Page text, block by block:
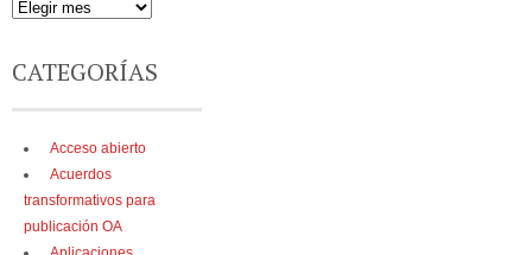
CATEGORÍAS
Acceso abierto
Acuerdos
transformativos para
publicación OA